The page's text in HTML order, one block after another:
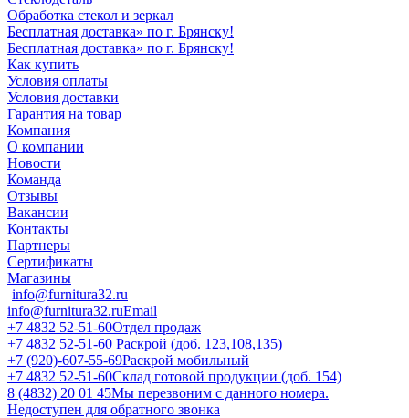
Обработка стекол и зеркал
Бесплатная доставка» по г. Брянску!
Бесплатная доставка» по г. Брянску!
Как купить
Условия оплаты
Условия доставки
Гарантия на товар
Компания
О компании
Новости
Команда
Отзывы
Вакансии
Контакты
Партнеры
Сертификаты
Магазины
info@furnitura32.ru
info@furnitura32.ruEmail
+7 4832 52-51-60Отдел продаж
+7 4832 52-51-60 Раскрой (доб. 123,108,135)
+7 (920)-607-55-69Раскрой мобильный
+7 4832 52-51-60Склад готовой продукции (доб. 154)
8 (4832) 20 01 45Мы перезвоним с данного номера.
Недоступен для обратного звонка